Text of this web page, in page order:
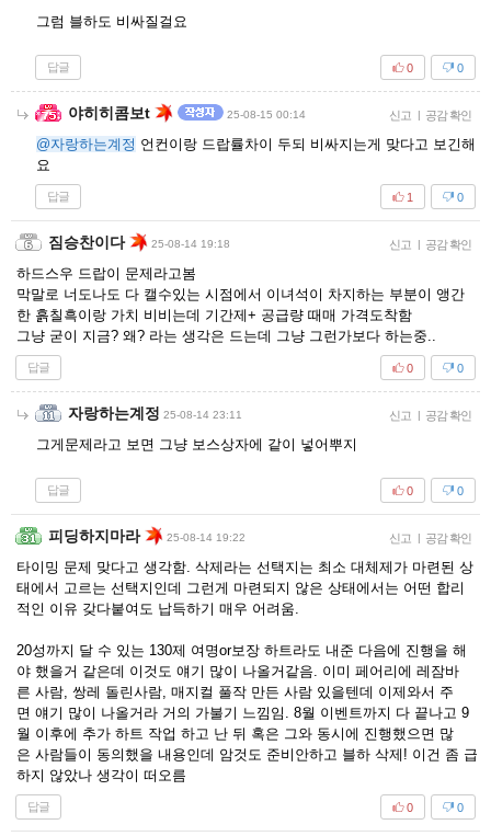
그럼 블하도 비싸질걸요
답글 0
0
야히히콤보t 25-08-15 00:14 신고 | 공감 확인
@자랑하는계정 언컨이랑 드랍률차이 두되 비싸지는게 맞다고 보긴해
요
답글 0
1
짐승찬이다 25-08-14 19:18 신고 | 공감 확인
하드스우 드랍이 문제라고봄
막말로 너도나도 다 캘수있는 시점에서 이녀석이 차지하는 부분이 앵간
한 흙칠흑이랑 가치 비비는데 기간제+ 공급량 때매 가격도착함
그냥 굳이 지금? 왜? 라는 생각은 드는데 그냥 그런가보다 하는중..
답글 0
0
자랑하는계정 25-08-14 23:11 신고 | 공감 확인
그게문제라고 보면 그냥 보스상자에 같이 넣어뿌지
답글 0
0
피딩하지마라 25-08-14 19:22 신고 | 공감 확인
타이밍 문제 맞다고 생각함. 삭제라는 선택지는 최소 대체제가 마련된 상
태에서 고르는 선택지인데 그런게 마련되지 않은 상태에서는 어떤 합리
적인 이유 갖다붙여도 납득하기 매우 어려움.
20성까지 달 수 있는 130제 여명or보장 하트라도 내준 다음에 진행을 해
야 했을거 같은데 이것도 얘기 많이 나올거같음. 이미 페어리에 레잠바
른 사람, 쌍레 돌린사람, 매지컬 풀작 만든 사람 있을텐데 이제와서 주
면 얘기 많이 나올거라 거의 가불기 느낌임. 8월 이벤트까지 다 끝나고 9
월 이후에 추가 하트 작업 하고 난 뒤 혹은 그와 동시에 진행했으면 많
은 사람들이 동의했을 내용인데 암것도 준비안하고 블하 삭제! 이건 좀 급
하지 않았나 생각이 떠오름
답글 0
0